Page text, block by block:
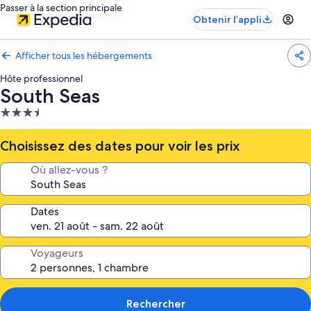
Passer à la section principale
Obtenir l’appli
Afficher tous les hébergements
Hôte professionnel
South Seas
Hébergement
3.5 étoiles
Choisissez des dates pour voir les prix
Où allez-vous ?
Dates
Voyageurs
Rechercher